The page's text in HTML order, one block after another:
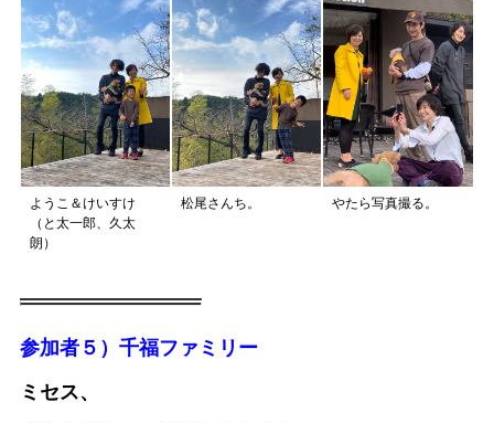
ようこ＆けいすけ
（と太一郎、久太
朗）
松尾さんち。 やたら写真撮る。
参加者５）千福ファミリー
ミセス、